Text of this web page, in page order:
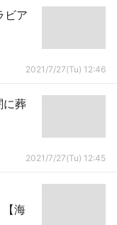
ビア
2021/7/27(Tu) 12:46
に葬
2021/7/27(Tu) 12:45
海